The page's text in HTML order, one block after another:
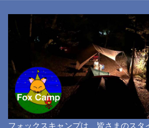
フォックスキャンプは、皆さまのスタ